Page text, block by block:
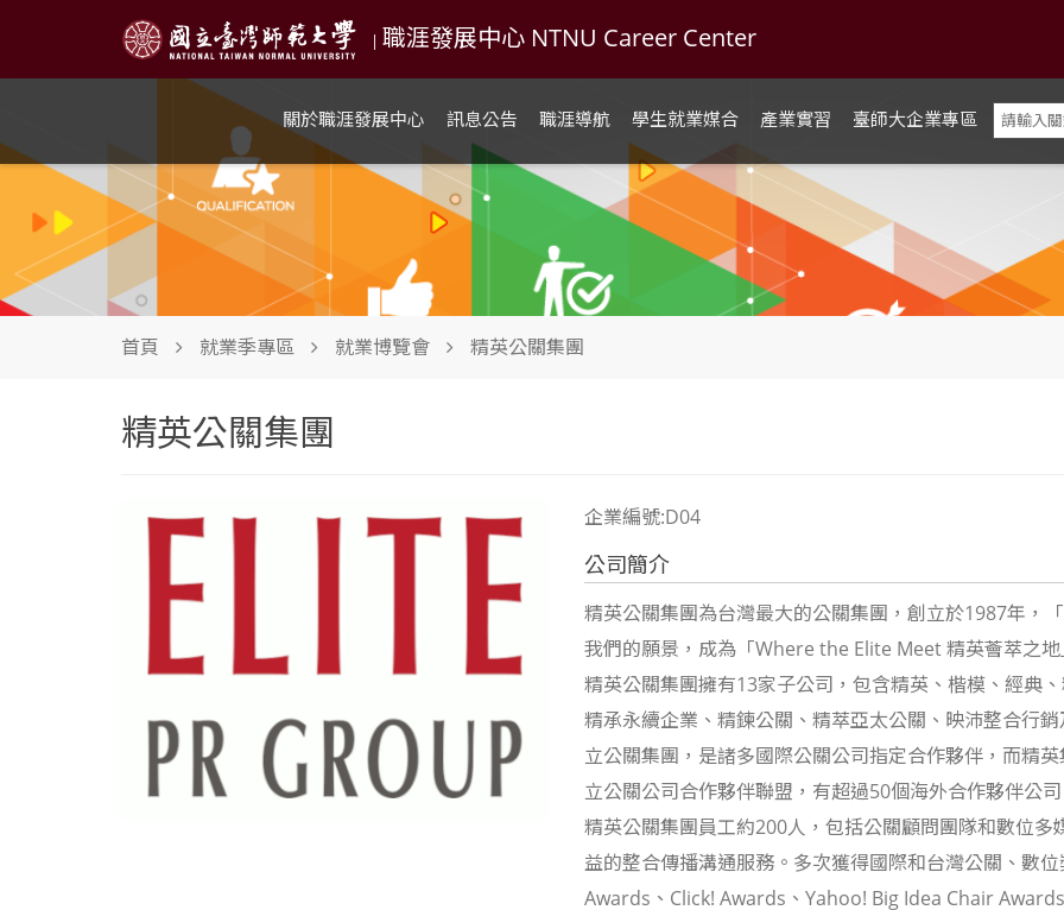
| 職涯發展中心 NTNU Career Center
關於職涯發展中心 訊息公告 職涯導航 學生就業媒合 產業實習 臺師大企業專區
首頁 就業季專區 就業博覽會 精英公關集團
精英公關集團
企業編號:D04
公司簡介
精英公關集團為台灣最大的公關集團，創立於1987年
我們的願景，成為「Where the Elite Meet 精英薈萃之地
精英公關集團擁有13家子公司，包含精英、楷模、經典
精承永續企業、精鍊公關、精萃亞太公關、映沛整合行
立公關集團，是諸多國際公關公司指定合作夥伴，而精
立公關公司合作夥伴聯盟，有超過50個海外合作夥伴公
精英公關集團員工約200人，包括公關顧問團隊和數位
益的整合傳播溝通服務。多次獲得國際和台灣公關、數
Awards、Click! Awards、Yahoo! Big Idea Chair